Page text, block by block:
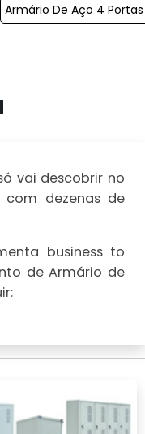
Armário De Aço 4
vai descobrir no
com dezenas de
business to
de Armário de